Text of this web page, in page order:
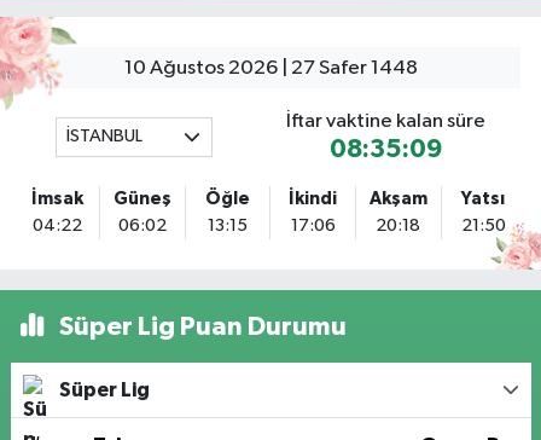
Ekinoba Mahallesi Hürriyet Caddesi No:64 3B Ekinoba File Market Yanı
0 (212) 823 05 30 Yol Tarifi Al
Ezgi Eczanesi
KARŞISI
0 (216) 755 85 88 Yol Tarifi Al
Bayraktar Eczanesi
Kemalpaşa Mahallesi Atatürk Bulvarı No:32 B
Ata Eczanesi
10 Ağustos 2026 | 27 Safer 1448
İSTANBUL
İftar vaktine kalan süre
08:35:08
İmsak
04:22
Güneş
06:02
Öğle
13:15
İkindi
17:06
Akşam
20:18
Yatsı
21:50
Süper Lig Puan Durumu
Süper Lig